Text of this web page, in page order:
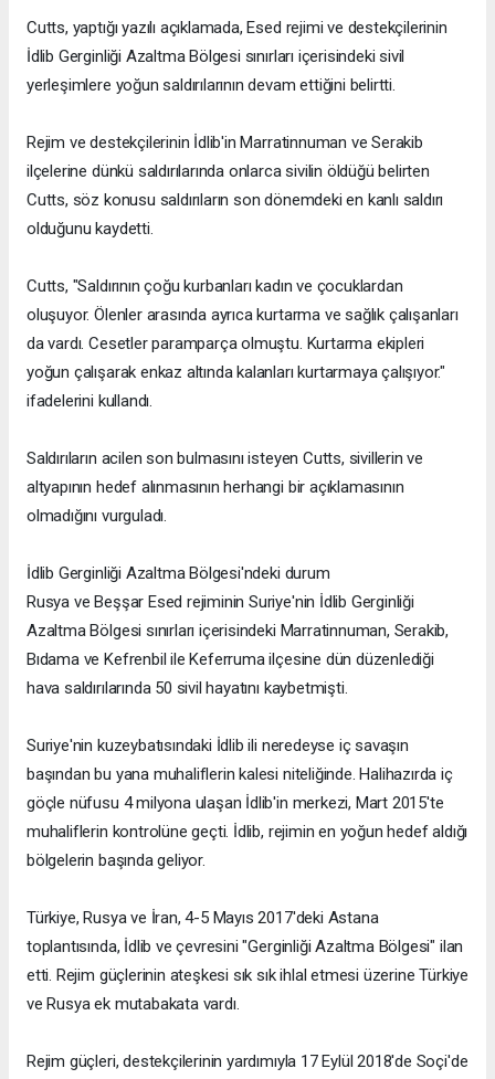
Cutts, yaptığı yazılı açıklamada, Esed rejimi ve destekçilerinin
İdlib Gerginliği Azaltma Bölgesi sınırları içerisindeki sivil
yerleşimlere yoğun saldırılarının devam ettiğini belirtti.
Rejim ve destekçilerinin İdlib'in Marratinnuman ve Serakib
ilçelerine dünkü saldırılarında onlarca sivilin öldüğü belirten
Cutts, söz konusu saldırıların son dönemdeki en kanlı saldırı
olduğunu kaydetti.
Cutts, "Saldırının çoğu kurbanları kadın ve çocuklardan
oluşuyor. Ölenler arasında ayrıca kurtarma ve sağlık çalışanları
da vardı. Cesetler paramparça olmuştu. Kurtarma ekipleri
yoğun çalışarak enkaz altında kalanları kurtarmaya çalışıyor."
ifadelerini kullandı.
Saldırıların acilen son bulmasını isteyen Cutts, sivillerin ve
altyapının hedef alınmasının herhangi bir açıklamasının
olmadığını vurguladı.
İdlib Gerginliği Azaltma Bölgesi'ndeki durum
Rusya ve Beşşar Esed rejiminin Suriye'nin İdlib Gerginliği
Azaltma Bölgesi sınırları içerisindeki Marratinnuman, Serakib,
Bıdama ve Kefrenbil ile Keferruma ilçesine dün düzenlediği
hava saldırılarında 50 sivil hayatını kaybetmişti.
Suriye'nin kuzeybatısındaki İdlib ili neredeyse iç savaşın
başından bu yana muhaliflerin kalesi niteliğinde. Halihazırda iç
göçle nüfusu 4 milyona ulaşan İdlib'in merkezi, Mart 2015'te
muhaliflerin kontrolüne geçti. İdlib, rejimin en yoğun hedef aldığı
bölgelerin başında geliyor.
Türkiye, Rusya ve İran, 4-5 Mayıs 2017'deki Astana
toplantısında, İdlib ve çevresini "Gerginliği Azaltma Bölgesi" ilan
etti. Rejim güçlerinin ateşkesi sık sık ihlal etmesi üzerine Türkiye
ve Rusya ek mutabakata vardı.
Rejim güçleri, destekçilerinin yardımıyla 17 Eylül 2018'de Soçi'de